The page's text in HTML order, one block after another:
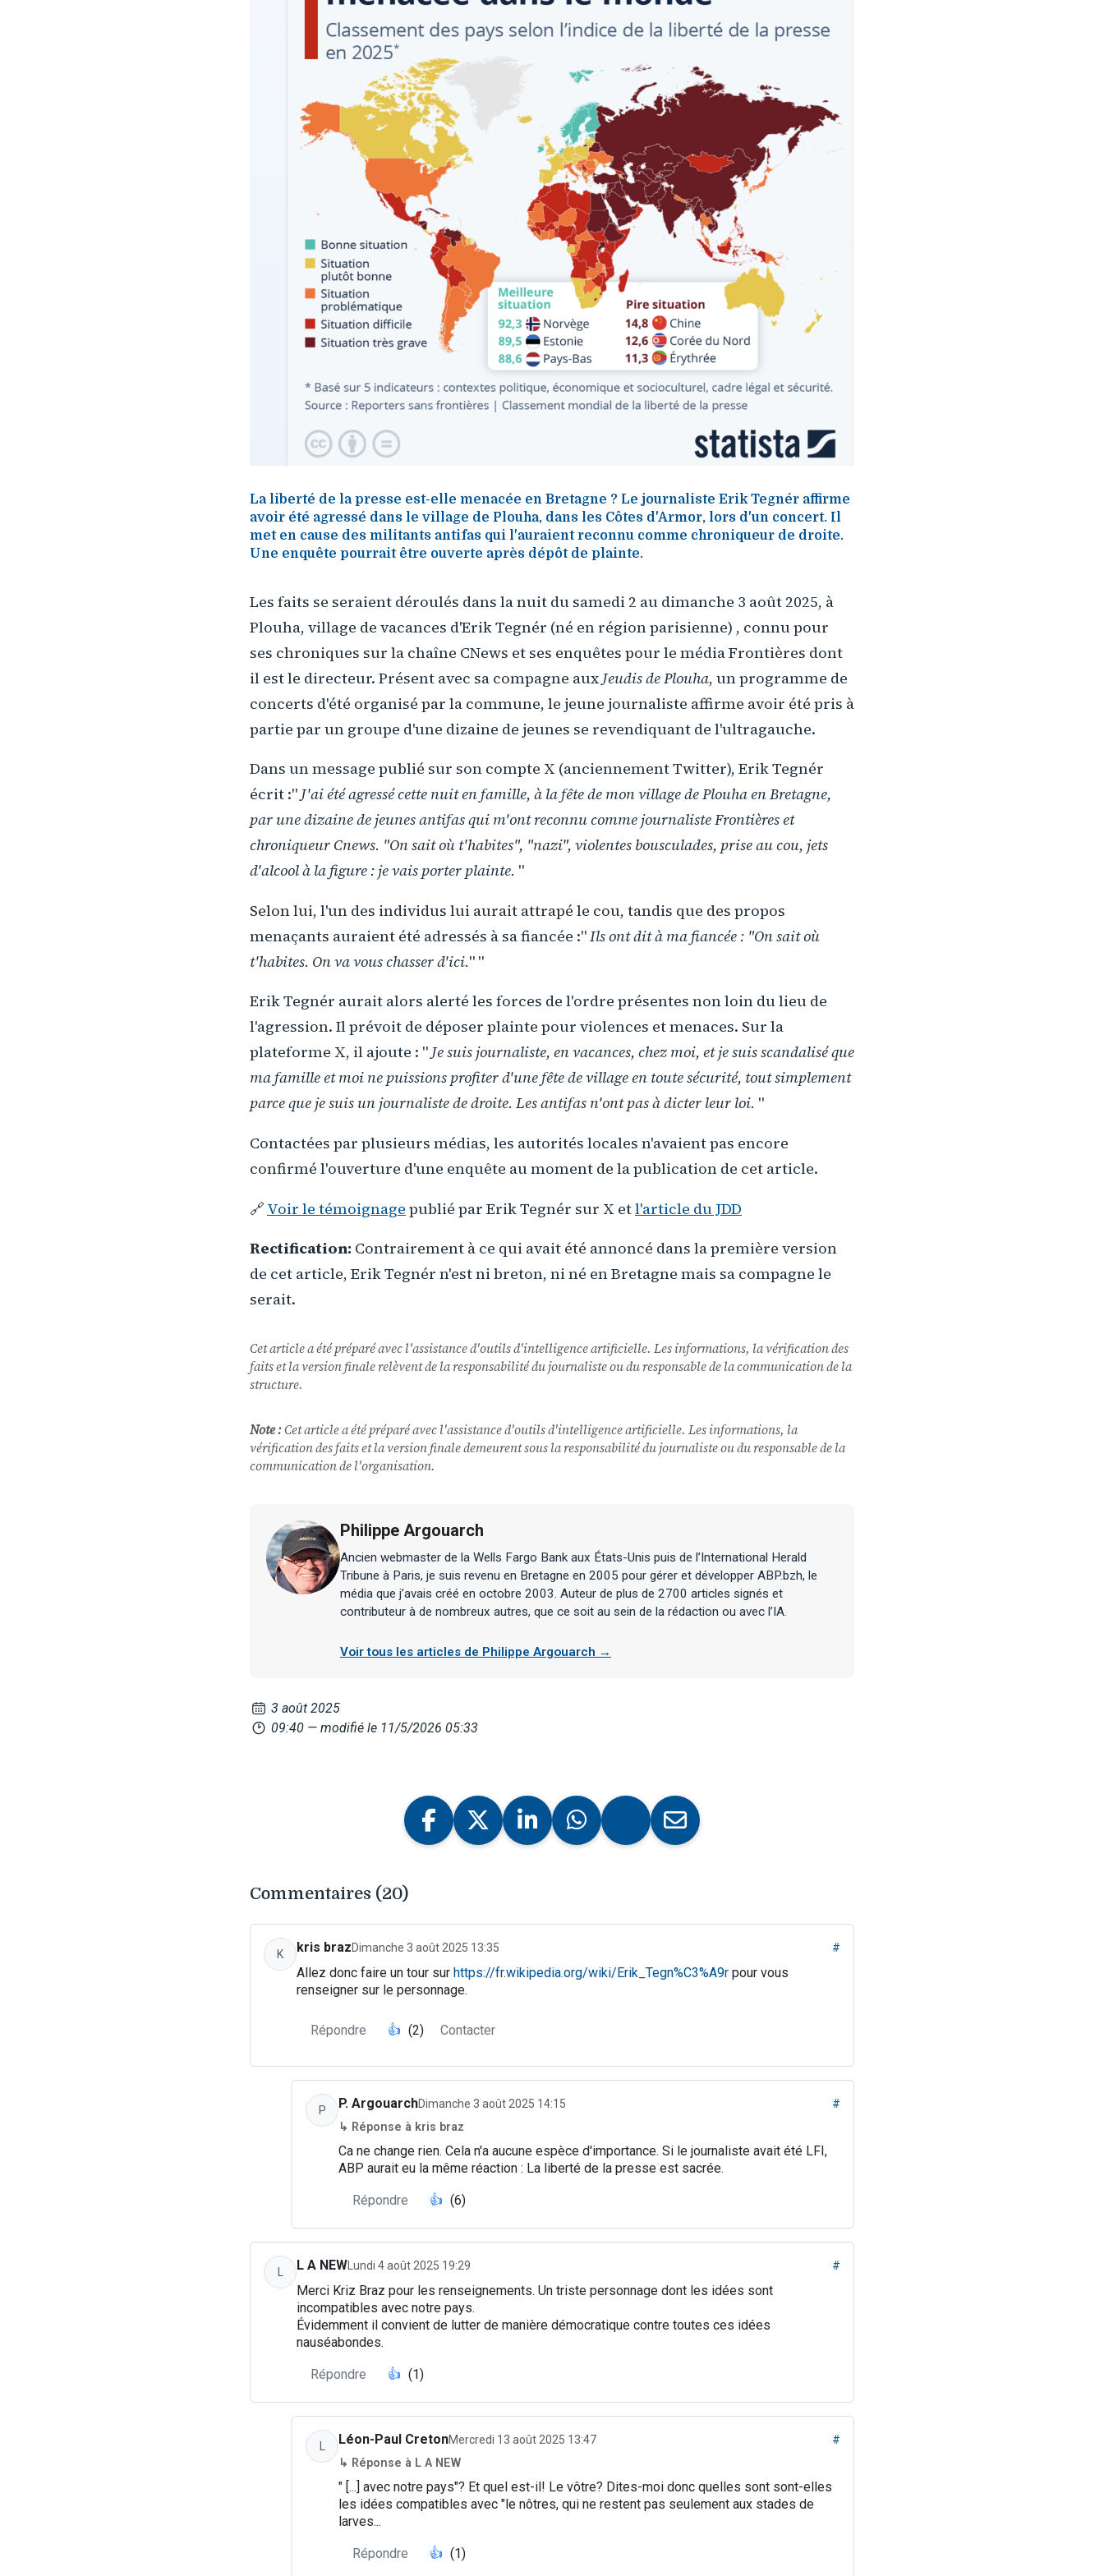
La liberté de la presse est-elle menacée en Bretagne ? Le journaliste Erik Tegnér affirme
avoir été agressé dans le village de Plouha, dans les Côtes d'Armor, lors d'un concert. Il
met en cause des militants antifas qui l'auraient reconnu comme chroniqueur de droite.
Une enquête pourrait être ouverte après dépôt de plainte.
Les faits se seraient déroulés dans la nuit du samedi 2 au dimanche 3 août 2025, à
Plouha, village de vacances d'Erik Tegnér (né en région parisienne) , connu pour
ses chroniques sur la chaîne CNews et ses enquêtes pour le média Frontières dont
il est le directeur. Présent avec sa compagne aux Jeudis de Plouha, un programme de
concerts d'été organisé par la commune, le jeune journaliste affirme avoir été pris à
partie par un groupe d'une dizaine de jeunes se revendiquant de l'ultragauche.
Dans un message publié sur son compte X (anciennement Twitter), Erik Tegnér
écrit :"J'ai été agressé cette nuit en famille, à la fête de mon village de Plouha en Bretagne,
par une dizaine de jeunes antifas qui m'ont reconnu comme journaliste Frontières et
chroniqueur Cnews. "On sait où t'habites", "nazi", violentes bousculades, prise au cou, jets
d'alcool à la figure : je vais porter plainte. "
Selon lui, l'un des individus lui aurait attrapé le cou, tandis que des propos
menaçants auraient été adressés à sa fiancée :"Ils ont dit à ma fiancée : "On sait où
t'habites. On va vous chasser d'ici." "
Erik Tegnér aurait alors alerté les forces de l'ordre présentes non loin du lieu de
l'agression. Il prévoit de déposer plainte pour violences et menaces. Sur la
plateforme X, il ajoute : "Je suis journaliste, en vacances, chez moi, et je suis scandalisé que
ma famille et moi ne puissions profiter d'une fête de village en toute sécurité, tout simplement
parce que je suis un journaliste de droite. Les antifas n'ont pas à dicter leur loi. "
Contactées par plusieurs médias, les autorités locales n'avaient pas encore
confirmé l'ouverture d'une enquête au moment de la publication de cet article.
🔗 Voir le témoignage publié par Erik Tegnér sur X etl'article du JDD
Rectification: Contrairement à ce qui avait été annoncé dans la première version
de cet article, Erik Tegnér n'est ni breton, ni né en Bretagne mais sa compagne le
serait.
Cet article a été préparé avec l'assistance d'outils d'intelligence artificielle. Les informations, la vérification des
faits et la version finale relèvent de la responsabilité du journaliste ou du responsable de la communication de la
structure.
Note :Cet article a été préparé avec l'assistance d'outils d'intelligence artificielle. Les informations, la
vérification des faits et la version finale demeurent sous la responsabilité du journaliste ou du responsable de la
communication de l'organisation.
Philippe Argouarch
Ancien webmaster de la Wells Fargo Bank aux États-Unis puis de l’International Herald
Tribune à Paris, je suis revenu en Bretagne en 2005 pour gérer et développer ABP.bzh, le
média que j’avais créé en octobre 2003. Auteur de plus de 2700 articles signés et
contributeur à de nombreux autres, que ce soit au sein de la rédaction ou avec l’IA.
Voir tous les articles de Philippe Argouarch →
3 août 2025
09:40 — modifié le 11/5/2026 05:33
Commentaires (20)
K kris brazDimanche 3 août 2025 13:35 #
Allez donc faire un tour sur https://fr.wikipedia.org/wiki/Erik_Tegn%C3%A9r pour vous
renseigner sur le personnage.
Répondre 👍 (2) Contacter
P P. ArgouarchDimanche 3 août 2025 14:15 #
↳ Réponse à kris braz
Ca ne change rien. Cela n'a aucune espèce d'importance. Si le journaliste avait été LFI,
ABP aurait eu la même réaction : La liberté de la presse est sacrée.
Répondre 👍 (6)
L A NEWLundi 4 août 2025 19:29 #
Merci Kriz Braz pour les renseignements. Un triste personnage dont les idées sont
incompatibles avec notre pays.
Évidemment il convient de lutter de manière démocratique contre toutes ces idées
nauséabondes.
Répondre 👍 (1)
Léon-Paul CretonMercredi 13 août 2025 13:47 #
↳ Réponse à L A NEW
" [...] avec notre pays"? Et quel est-il! Le vôtre? Dites-moi donc quelles sont sont-elles
les idées compatibles avec "le nôtres, qui ne restent pas seulement aux stades de
larves...
Répondre 👍 (1)